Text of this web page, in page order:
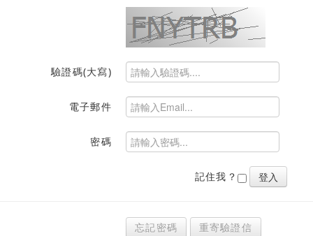
驗證碼(大寫)
電子郵件
密碼
記住我？
忘記密碼 重寄驗證信